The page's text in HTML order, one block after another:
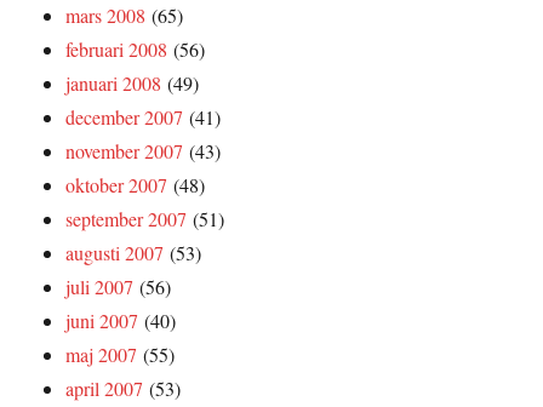
mars 2008 (65)
februari 2008 (56)
januari 2008 (49)
december 2007 (41)
november 2007 (43)
oktober 2007 (48)
september 2007 (51)
augusti 2007 (53)
juli 2007 (56)
juni 2007 (40)
maj 2007 (55)
april 2007 (53)